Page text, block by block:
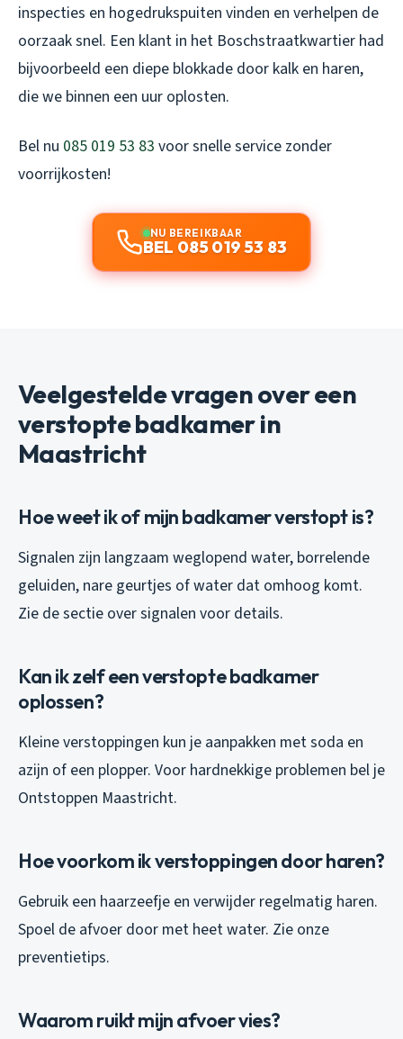
inspecties en hogedrukspuiten vinden en verhelpen de
oorzaak snel. Een klant in het Boschstraatkwartier had
bijvoorbeeld een diepe blokkade door kalk en haren,
die we binnen een uur oplosten.
Bel nu 085 019 53 83 voor snelle service zonder
voorrijkosten!
NU BEREIKBAAR
BEL 085 019 53 83
Veelgestelde vragen over een
verstopte badkamer in
Maastricht
Hoe weet ik of mijn badkamer verstopt is?
Signalen zijn langzaam weglopend water, borrelende
geluiden, nare geurtjes of water dat omhoog komt.
Zie de sectie over signalen voor details.
Kan ik zelf een verstopte badkamer
oplossen?
Kleine verstoppingen kun je aanpakken met soda en
azijn of een plopper. Voor hardnekkige problemen bel je
Ontstoppen Maastricht.
Hoe voorkom ik verstoppingen door haren?
Gebruik een haarzeefje en verwijder regelmatig haren.
Spoel de afvoer door met heet water. Zie onze
preventietips.
Waarom ruikt mijn afvoer vies?